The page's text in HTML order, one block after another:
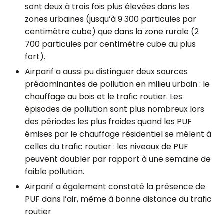
sont deux à trois fois plus élevées dans les
zones urbaines (jusqu’à 9 300 particules par
centimètre cube) que dans la zone rurale (2
700 particules par centimètre cube au plus
fort).
Airparif a aussi pu distinguer deux sources
prédominantes de pollution en milieu urbain : le
chauffage au bois et le trafic routier. Les
épisodes de pollution sont plus nombreux lors
des périodes les plus froides quand les PUF
émises par le chauffage résidentiel se mêlent à
celles du trafic routier : les niveaux de PUF
peuvent doubler par rapport à une semaine de
faible pollution.
Airparif a également constaté la présence de
PUF dans l’air, même à bonne distance du trafic
routier